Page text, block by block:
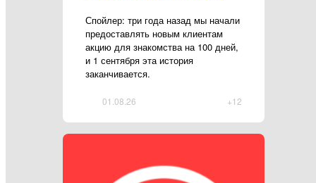
Спойлер: три года назад мы начали
предоставлять новым клиентам
акцию для знакомства на 100 дней,
и 1 сентября эта история
заканчивается.
+12
01.08.26